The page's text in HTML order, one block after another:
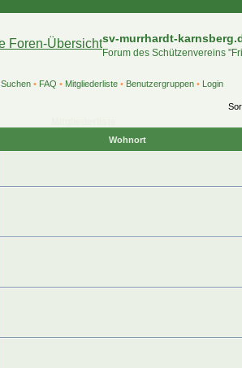
sv-murrhardt-
Forum des Schützenvereins
Suchen• FAQ • Mitgliederliste• Benutzergruppen• Login
Wohnort